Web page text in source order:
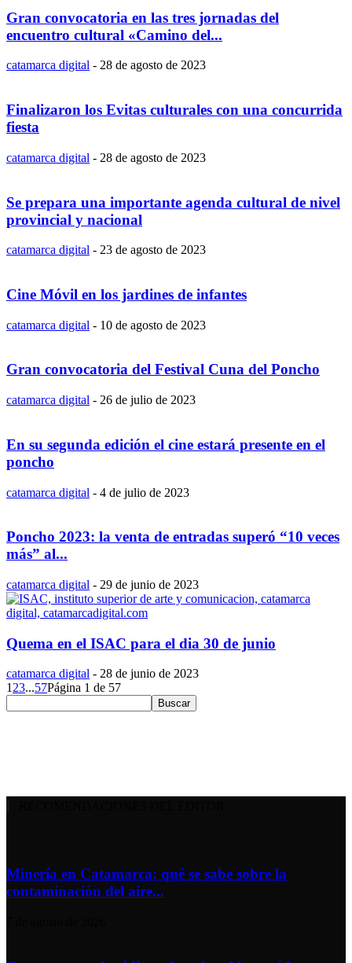
Gran convocatoria en las tres jornadas del
encuentro cultural «Camino del...
catamarca digital - 28 de agosto de 2023
Finalizaron los Evitas culturales con una concurrida
fiesta
catamarca digital - 28 de agosto de 2023
Se prepara una importante agenda cultural de nivel
provincial y nacional
catamarca digital - 23 de agosto de 2023
Cine Móvil en los jardines de infantes
catamarca digital - 10 de agosto de 2023
Gran convocatoria del Festival Cuna del Poncho
catamarca digital - 26 de julio de 2023
En su segunda edición el cine estará presente en el
poncho
catamarca digital - 4 de julio de 2023
Poncho 2023: la venta de entradas superó “10 veces
más” al...
catamarca digital - 29 de junio de 2023
Quema en el ISAC para el dia 30 de junio
catamarca digital - 28 de junio de 2023
123...57Página 1 de 57
Minería en Catamarca: qué se sabe sobre la
contaminación del aire...